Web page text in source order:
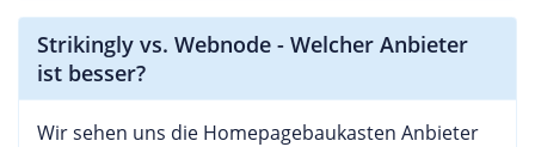
Strikingly vs. Webnode - Welcher Anbieter
ist besser?
Wir sehen uns die Homepagebaukasten Anbieter